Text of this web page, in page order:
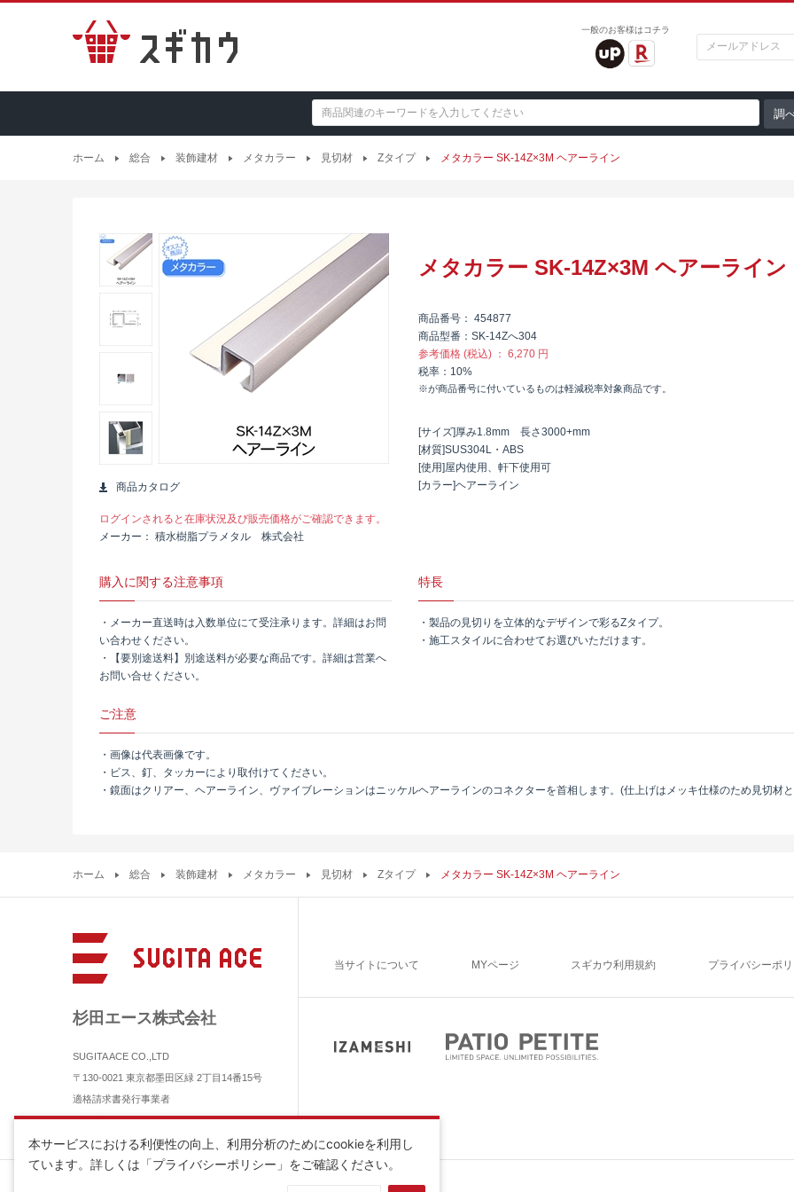
一般のお客様はコチラ
ホーム 総合 装飾建材 メタカラー 見切材 Zタイプ メタカラー SK-14Z×3M ヘアーライン
商品カタログ
ログインされると在庫状況及び販売価格がご確認できます。
メーカー
積水樹脂プラメタル 株式会社
メタカラー SK-14Z×3M ヘアーライン
商品番号
454877
商品型番
SK-14Zへ304
参考価格 (税込)
6,270 円
税率
10%
※が商品番号に付いているものは軽減税率対象商品です。
[サイズ]厚み1.8mm 長さ3000+mm
[材質]SUS304L・ABS
[使用]屋内使用、軒下使用可
[カラー]ヘアーライン
購入に関する注意事項
・メーカー直送時は入数単位にて受注承ります。詳細はお問
い合わせください。
・【要別途送料】別途送料が必要な商品です。詳細は営業へ
お問い合せください。
特長
・製品の見切りを立体的なデザインで彩るZタイプ。
・施工スタイルに合わせてお選びいただけます。
ご注意
・画像は代表画像です。
・ビス、釘、タッカーにより取付けてください。
・鏡面はクリアー、ヘアーライン、ヴァイブレーションはニッケルヘアーラインのコネクターを首相します。(仕上げはメッキ仕様のため見切材
ホーム 総合 装飾建材 メタカラー 見切材 Zタイプ メタカラー SK-14Z×3M ヘアーライン
杉田エース株式会社
SUGITA ACE CO.,LTD
〒130-0021 東京都墨田区緑 2丁目14番15号
適格請求書発行事業者
登録番号 T3010601011400
当サイトについて MYページ スギカウ利用規約 プライバシーポ
本サービスにおける利便性の向上、利用分析のためにcookieを利用し
ています。詳しくは「プライバシーポリシー」をご確認ください。